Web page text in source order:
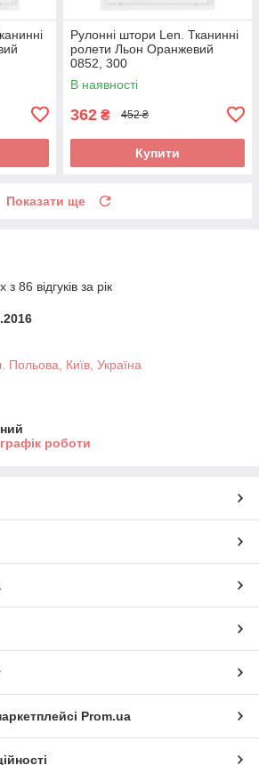
Рулонні штори Len. Тканинні
ролети Льон Оранжевий
0852, 300
В наявності
362 ₴ 452 ₴
Купити
Показати ще
86 відгуків за рік
Польова, Київ, Україна
роботи
Prom.ua